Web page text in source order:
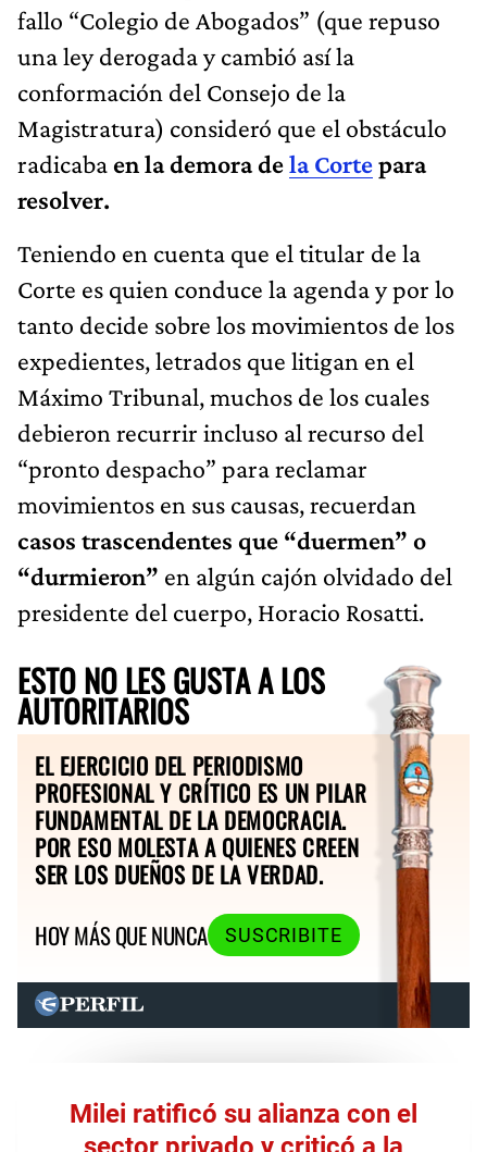
fallo “Colegio de Abogados” (que repuso
una ley derogada y cambió así la
conformación del Consejo de la
Magistratura) consideró que el obstáculo
radicaba en la demora dela Cortepara
resolver.
Teniendo en cuenta que el titular de la
Corte es quien conduce la agenda y por lo
tanto decide sobre los movimientos de los
expedientes, letrados que litigan en el
Máximo Tribunal, muchos de los cuales
debieron recurrir incluso al recurso del
“pronto despacho” para reclamar
movimientos en sus causas, recuerdan
casos trascendentes que “duermen” o
“durmieron” en algún cajón olvidado del
presidente del cuerpo, Horacio Rosatti.
ESTO NO LES GUSTA A LOS
AUTORITARIOS
EL EJERCICIO DEL PERIODISMO
PROFESIONAL Y CRÍTICO ES UN PILAR
FUNDAMENTAL DE LA DEMOCRACIA.
POR ESO MOLESTA A QUIENES CREEN
SER LOS DUEÑOS DE LA VERDAD.
HOY MÁS QUE NUNCA
SUSCRIBITE
Milei ratificó su alianza con el